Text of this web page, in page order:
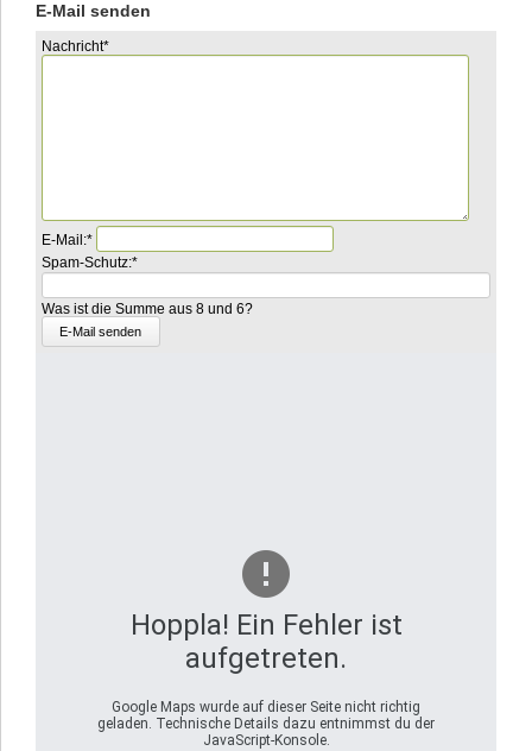
E-Mail senden
Pflichtfeld
Nachricht*
Pflichtfeld
E-Mail:*
Pflichtfeld
Spam-Schutz:*Bitte
rechnen
Sie
6
plus
4.
Was ist die Summe aus 8 und 6?
Hoppla! Ein Fehler ist
aufgetreten.
Google Maps wurde auf dieser Seite nicht richtig
geladen. Technische Details dazu entnimmst du der
JavaScript-Konsole.